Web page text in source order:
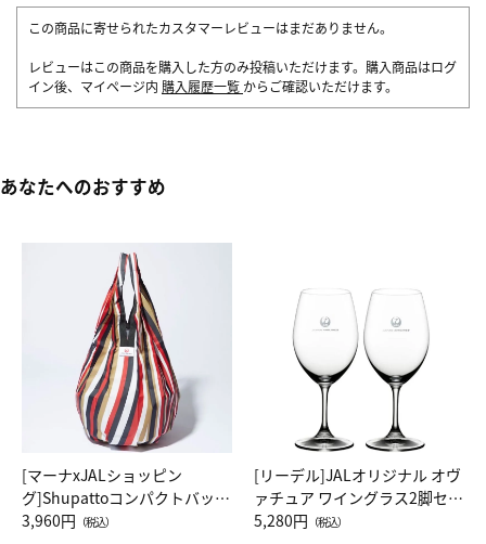
この商品に寄せられたカスタマーレビューはまだありません。
レビューはこの商品を購入した方のみ投稿いただけます。購入商品はログ
イン後、マイページ内 購入履歴一覧 からご確認いただけます。
あなたへのおすすめ
[マーナxJALショッピン
グ]Shupattoコンパクトバッグ
Drop JAL客室乗務員（LC）ス
3,960円 （税込）
[リーデル]JALオリジナル オヴ
ァチュア ワイングラス2脚セッ
ト（レッドワイン）
5,280円 （税込）